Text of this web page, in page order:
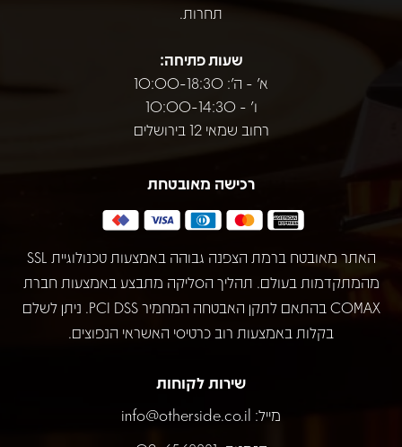
תחרות.
שעות פתיחה:
א' - ה': 10:00-18:30
ו' - 10:00-14:30
רחוב שמאי 12 בירושלים
רכישה מאובטחת
האתר מאובטח ברמת הצפנה גבוהה באמצעות טכנולוגיית SSL
מהמתקדמות בעולם. תהליך הסליקה מתבצע באמצעות חברת
COMAX בהתאם לתקן האבטחה המחמיר PCI DSS. ניתן לשלם
בקלות באמצעות רוב כרטיסי האשראי הנפוצים.
שירות לקוחות
מייל: info@otherside.co.il